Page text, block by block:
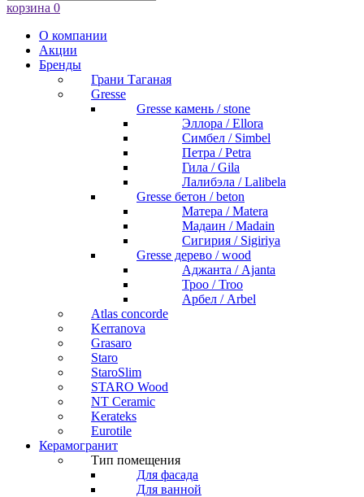
корзина 0
О компании
Акции
Бренды
Грани Таганая
Gresse
Gresse камень / stone
Эллора / Ellora
Симбел / Simbel
Петра / Petra
Гила / Gila
Лалибэла / Lalibela
Gresse бетон / beton
Матера / Matera
Мадаин / Madain
Сигирия / Sigiriya
Gresse дерево / wood
Аджанта / Ajanta
Троо / Troo
Арбел / Arbel
Atlas concorde
Kerranova
Grasaro
Staro
StaroSlim
STARO Wood
NT Ceramic
Kerateks
Eurotile
Керамогранит
Тип помещения
Для фасада
Для ванной